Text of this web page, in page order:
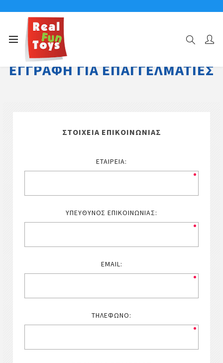
ΕΓΓΡΑΦΉ ΓΙΑ ΕΠΑΓΓΕΛΜΑΤΊΕΣ
ΣΤΟΙΧΕΊΑ ΕΠΙΚΟΙΝΩΝΊΑΣ
ΕΤΑΙΡΕΊΑ:
ΥΠΕΎΘΥΝΟΣ ΕΠΙΚΟΙΝΩΝΊΑΣ:
EMAIL:
ΤΗΛΈΦΩΝΟ: